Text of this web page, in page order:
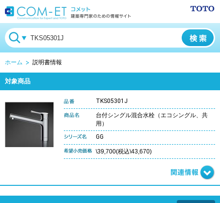
ホーム 説明書情報
対象商品
TKS05301J
台付シングル混合水栓（エコシングル、共
用）
GG
\39,700(税込\43,670)